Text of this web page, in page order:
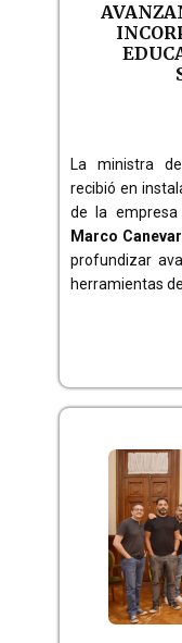
La ministra
recibió en
de la empresa
Marco
profundizar
herramientas de